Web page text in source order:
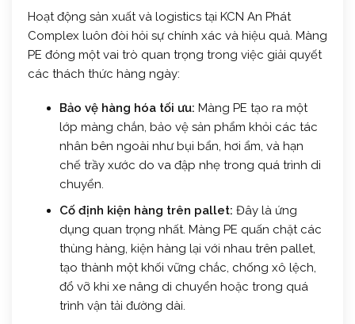
Hoạt động sản xuất và logistics tại KCN An Phát
Complex luôn đòi hỏi sự chính xác và hiệu quả. Màng
PE đóng một vai trò quan trọng trong việc giải quyết
các thách thức hàng ngày:
Bảo vệ hàng hóa tối ưu: Màng PE tạo ra một
lớp màng chắn, bảo vệ sản phẩm khỏi các tác
nhân bên ngoài như bụi bẩn, hơi ẩm, và hạn
chế trầy xước do va đập nhẹ trong quá trình di
chuyển.
Cố định kiện hàng trên pallet: Đây là ứng
dụng quan trọng nhất. Màng PE quấn chặt các
thùng hàng, kiện hàng lại với nhau trên pallet,
tạo thành một khối vững chắc, chống xô lệch,
đổ vỡ khi xe nâng di chuyển hoặc trong quá
trình vận tải đường dài.